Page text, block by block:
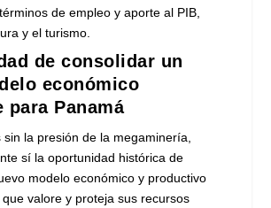
de empleo y aporte al PIB,
y el turismo.
de consolidar un
económico
para Panamá
la presión de la megaminería,
sí la oportunidad histórica de
modelo económico y productivo
valore y proteja sus recursos